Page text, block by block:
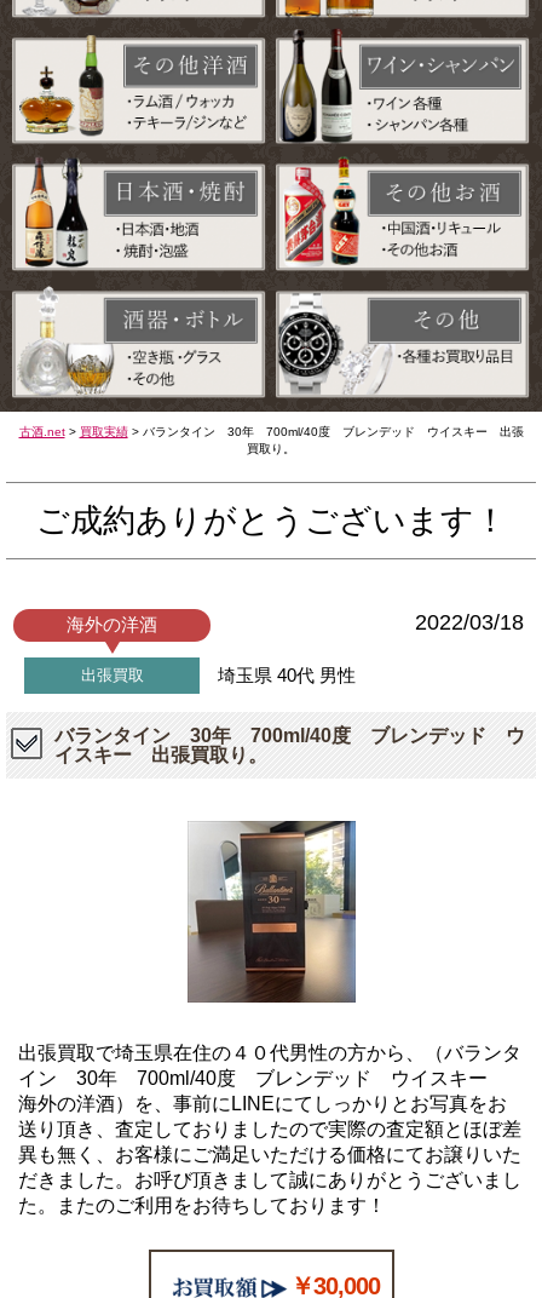
古酒.net> 買取実績> バランタイン 30年 700ml/40度 ブレンデッド ウイスキー 出張
買取り。
ご成約ありがとうございます！
海外の洋酒 2022/03/18
出張買取 埼玉県 40代 男性
バランタイン 30年 700ml/40度 ブレンデッド ウ
イスキー 出張買取り。
出張買取で埼玉県在住の４０代男性の方から、（バランタ
イン 30年 700ml/40度 ブレンデッド ウイスキー
海外の洋酒）を、事前にLINEにてしっかりとお写真をお
送り頂き、査定しておりましたので実際の査定額とほぼ差
異も無く、お客様にご満足いただける価格にてお譲りいた
だきました。お呼び頂きまして誠にありがとうございまし
た。またのご利用をお待ちしております！
￥30,000